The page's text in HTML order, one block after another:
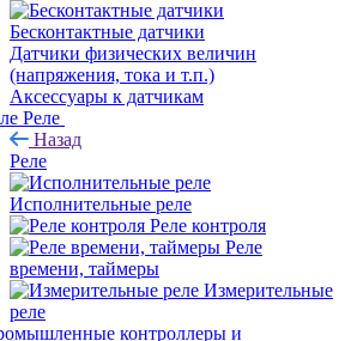
Бесконтактные датчики
Датчики физических величин
(напряжения, тока и т.п.)
Аксессуары к датчикам
Реле
Назад
Реле
Исполнительные реле
Реле контроля
Реле
времени, таймеры
Измерительные
реле